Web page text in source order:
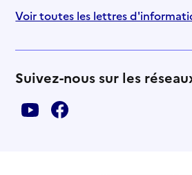
Voir toutes les lettres
Suivez-nous sur les